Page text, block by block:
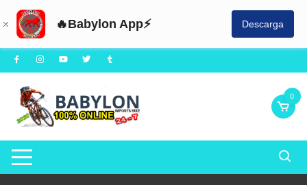
🔥Babylon App⚡ Descarga
Saltar
al
contenido
0